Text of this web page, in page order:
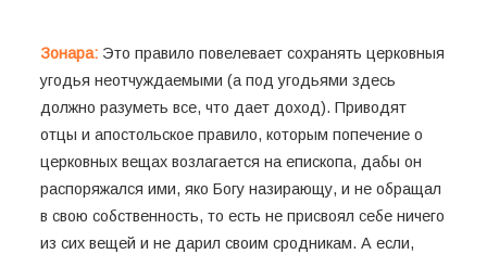
Зонара: Это правило повелевает сохранять церковныя
угодья неотчуждаемыми (а под угодьями здесь
должно разуметь все, что дает доход). Приводят
отцы и апостольское правило, которым попечение о
церковных вещах возлагается на епископа, дабы он
распоряжался ими, яко Богу назирающу, и не обращал
в свою собственность, то есть не присвоял себе ничего
из сих вещей и не дарил своим сродникам. А если,